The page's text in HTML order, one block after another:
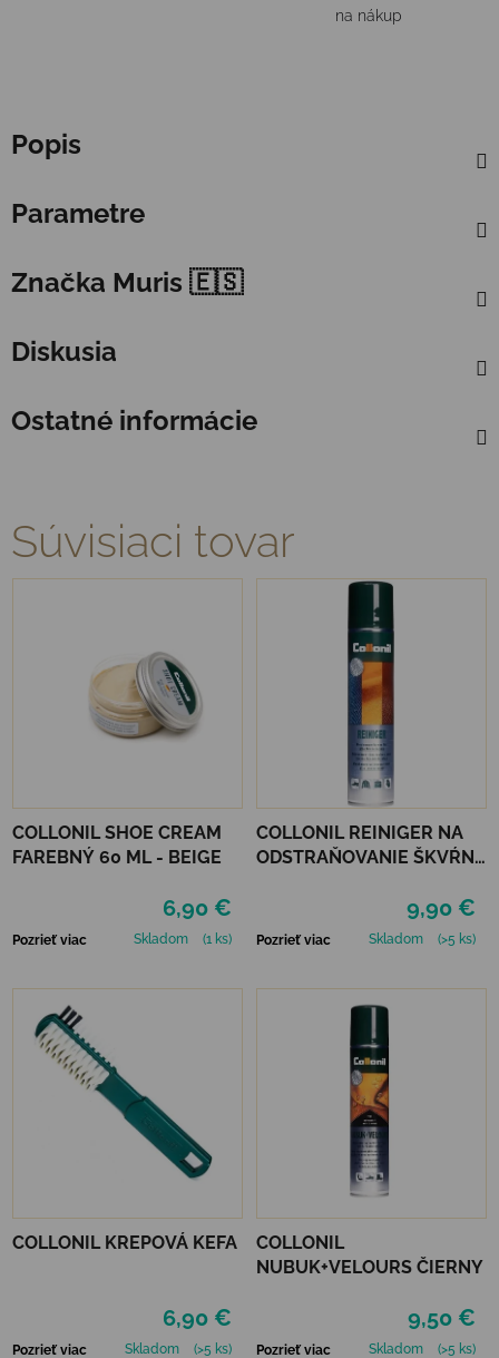
na nákup
Popis
Parametre
Značka Muris 🇪🇸
Diskusia
Ostatné informácie
Súvisiaci tovar
COLLONIL SHOE CREAM
FAREBNÝ 60 ML - BEIGE
6,90 €
Pozrieť viac Skladom (1 ks)
COLLONIL REINIGER NA
ODSTRAŇOVANIE ŠKVŔN
9,90 €
Pozrieť viac Skladom (>5 ks)
COLLONIL KREPOVÁ KEFA
6,90 €
Pozrieť viac Skladom (>5 ks)
COLLONIL
NUBUK+VELOURS ČIERNY
9,50 €
Pozrieť viac Skladom (>5 ks)